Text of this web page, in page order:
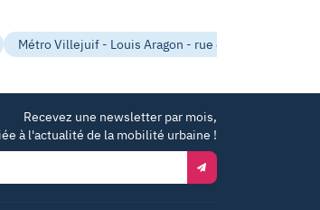
Métro Villejuif - Louis Aragon - rue de la Commune
Recevez une newsletter par mois,
à l'actualité de la mobilité urbaine !
Email